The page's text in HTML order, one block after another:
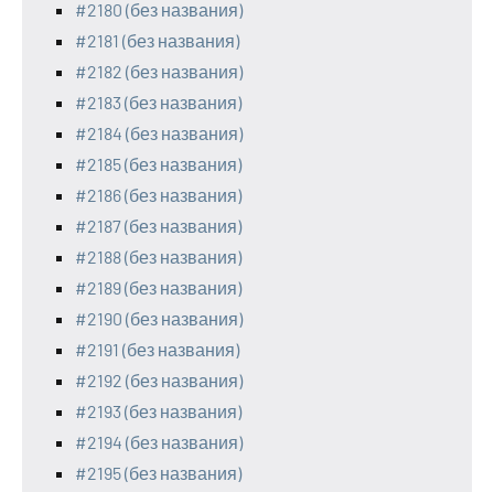
#2180 (без названия)
#2181 (без названия)
#2182 (без названия)
#2183 (без названия)
#2184 (без названия)
#2185 (без названия)
#2186 (без названия)
#2187 (без названия)
#2188 (без названия)
#2189 (без названия)
#2190 (без названия)
#2191 (без названия)
#2192 (без названия)
#2193 (без названия)
#2194 (без названия)
#2195 (без названия)